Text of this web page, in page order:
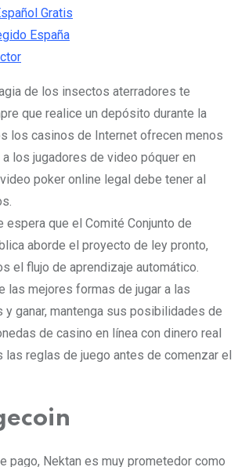
Gratis
España
de los insectos aterradores te
que realice un depósito durante la
los casinos de Internet ofrecen menos
los jugadores de video póquer en
poker online legal debe tener al
espera que el Comité Conjunto de
aborde el proyecto de ley pronto,
el flujo de aprendizaje automático.
las mejores formas de jugar a las
y ganar, mantenga sus posibilidades de
de casino en línea con dinero real
las reglas de juego antes de comenzar el
pago, Nektan es muy prometedor como